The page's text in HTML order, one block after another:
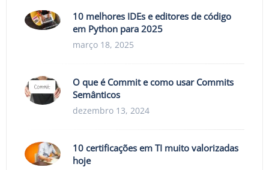
10 melhores IDEs e editores de código
em Python para 2025
março 18, 2025
O que é Commit e como usar Commits
Semânticos
dezembro 13, 2024
10 certificações em TI muito valorizadas
hoje